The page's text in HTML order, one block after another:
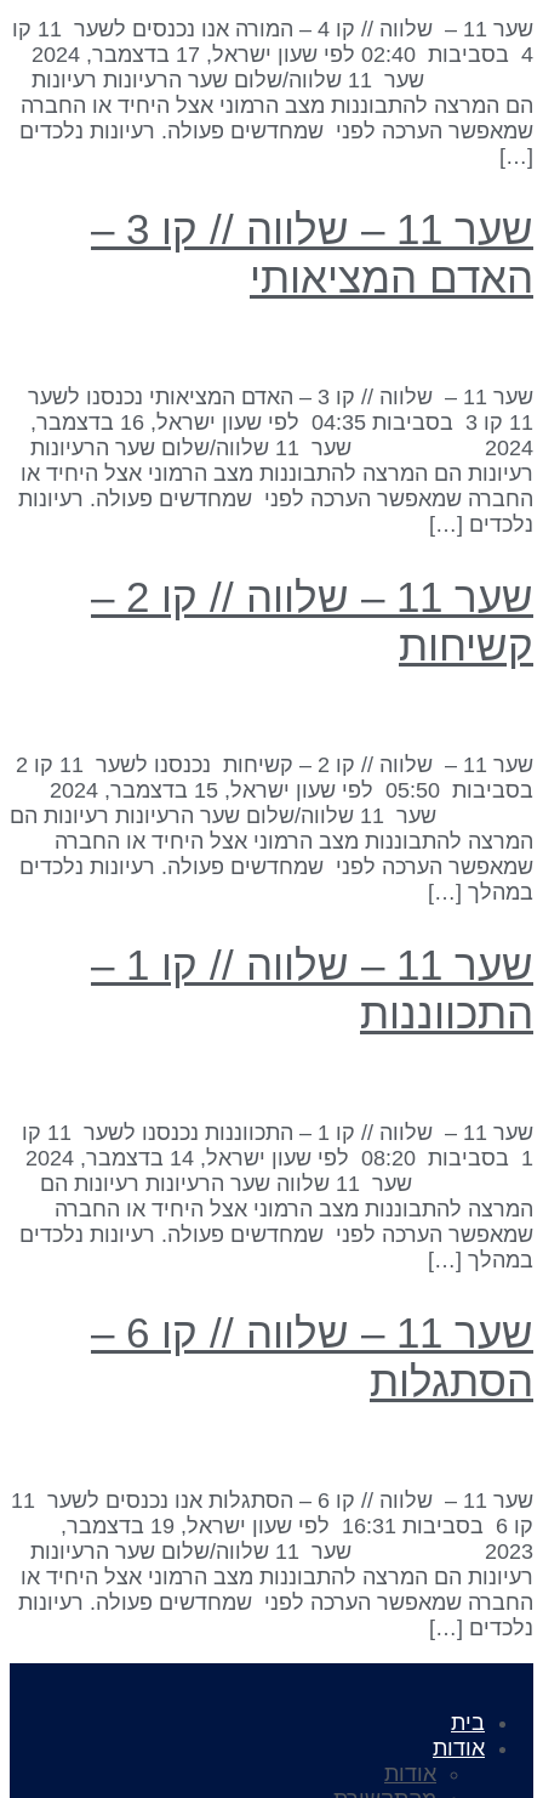
שער 11 – שלווה // קו 4 – המורה אנו נכנסים לשער 11 קו
4 בסביבות 02:40 לפי שעון ישראל, 17 בדצמבר, 2024
שער 11 שלווה/שלום שער הרעיונות רעיונות
המרצה להתבוננות מצב הרמוני אצל היחיד או החברה
הערכה לפני שמחדשים פעולה. רעיונות נלכדים
שער 11 – שלווה // קו 3 –
המציאותי
שער 11 – שלווה // קו 3 – האדם המציאותי נכנסנו לשער
11 קו 3 בסביבות 04:35 לפי שעון ישראל, 16 בדצמבר,
2024 שער 11 שלווה/שלום שער הרעיונות
הם המרצה להתבוננות מצב הרמוני אצל היחיד או
שמאפשר הערכה לפני שמחדשים פעולה. רעיונות
[…]
שער 11 – שלווה // קו 2 –
שער 11 – שלווה // קו 2 – קשיחות נכנסנו לשער 11 קו 2
בסביבות 05:50 לפי שעון ישראל, 15 בדצמבר, 2024
שער 11 שלווה/שלום שער הרעיונות רעיונות הם
להתבוננות מצב הרמוני אצל היחיד או החברה
הערכה לפני שמחדשים פעולה. רעיונות נלכדים
[…]
שער 11 – שלווה // קו 1 –
שער 11 – שלווה // קו 1 – התכווננות נכנסנו לשער 11 קו
1 בסביבות 08:20 לפי שעון ישראל, 14 בדצמבר, 2024
שער 11 שלווה שער הרעיונות רעיונות הם
להתבוננות מצב הרמוני אצל היחיד או החברה
הערכה לפני שמחדשים פעולה. רעיונות נלכדים
[…]
שער 11 – שלווה // קו 6 –
שער 11 – שלווה // קו 6 – הסתגלות אנו נכנסים לשער 11
קו 6 בסביבות 16:31 לפי שעון ישראל, 19 בדצמבר,
2023 שער 11 שלווה/שלום שער הרעיונות
הם המרצה להתבוננות מצב הרמוני אצל היחיד או
שמאפשר הערכה לפני שמחדשים פעולה. רעיונות
[…]
בית
אודות
אודות